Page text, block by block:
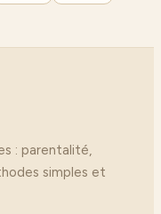
: parentalité,
simples et